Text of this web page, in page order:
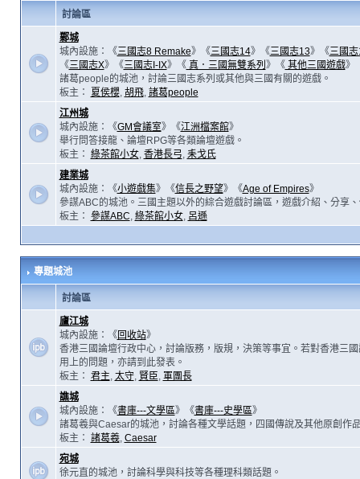
討論區
鄴城
城內設施：《三國志8 Remake》《三國志14》《三國志13》《三國
《三國志X》《三國志I-IX》《真．三國無雙系列 》《其他三國遊戲》
諸葛people的城池，討論三國志系列或其他與三國有關的遊戲。
板主：
夏侯櫻, 胡飛, 諸葛people
江州城
城內設施：《GM會議室》《江洲檔案館》
舉行問答接龍、論壇RPG等各類論壇遊戲。
板主： 綠茶館小女, 香港長弓, 耒戈氏
建業城
城內設施：《小遊戲集》《信長之野望》《Age of Empires》
參謀ABC的城池。三國主題以外的綜合遊戲討論區，遊戲介紹、分享
板主： 參謀ABC, 綠茶館小女, 呂遜
專題城池
討論區
廬江城
城內設施：《回收站》
香港三國論壇行政中心，討論版務，版規，決策等事宜。若對香港三
用上的問題，亦請到此發表。
板主： 君主, 太守, 賢臣, 軍團長
譙城
城內設施：《書庫---文學區》《書庫---史學區》
諸葛羲與Caesar的城池，討論各種文學話題，四國傳說及其他原創作
板主： 諸葛羲, Caesar
宛城
徐元直的城池，討論科學與科技等各種理科類話題。